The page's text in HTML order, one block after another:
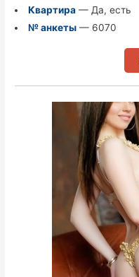
Квартира— Да, есть
№ анкеты— 6070